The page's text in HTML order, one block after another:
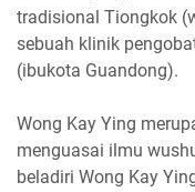
tradisional Tiongkok
sebuah klinik
(ibukota Guandong).
Wong Kay Ying
menguasai ilmu
beladiri Wong Kay